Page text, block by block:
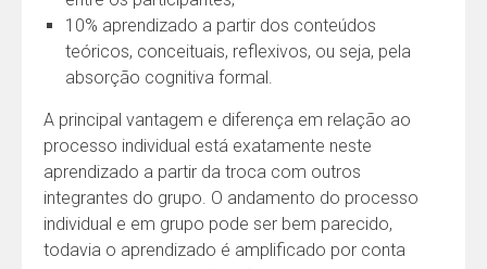
10% aprendizado a partir dos conteúdos
teóricos, conceituais, reflexivos, ou seja, pela
absorção cognitiva formal.
A principal vantagem e diferença em relação ao
processo individual está exatamente neste
aprendizado a partir da troca com outros
integrantes do grupo. O andamento do processo
individual e em grupo pode ser bem parecido,
todavia o aprendizado é amplificado por conta